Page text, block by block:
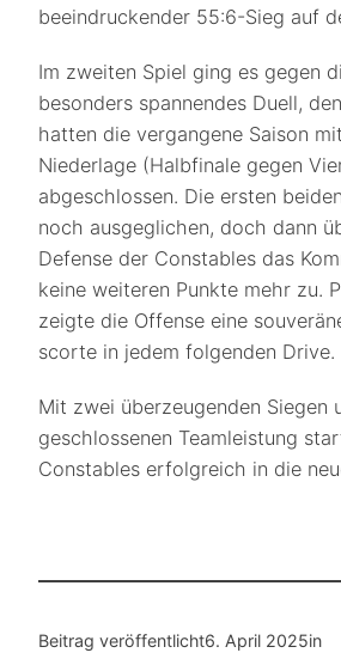
beeindruckender 55:6-Sieg auf
Im zweiten Spiel ging es gegen
besonders spannendes Duell,
hatten die vergangene Saison
Niederlage (Halbfinale gegen
abgeschlossen. Die ersten
noch ausgeglichen, doch dann
Defense der Constables das
keine weiteren Punkte mehr zu.
zeigte die Offense eine
scorte in jedem folgenden Drive.
Mit zwei überzeugenden Siegen
geschlossenen Teamleistung
Constables erfolgreich in die
Beitrag veröffentlicht6. April 2025in